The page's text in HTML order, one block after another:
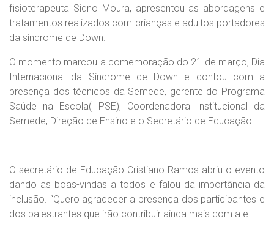
fisioterapeuta Sidno Moura, apresentou as abordagens e
tratamentos realizados com crianças e adultos portadores
da síndrome de Down.
O momento marcou a comemoração do 21 de março, Dia
Internacional da Síndrome de Down e contou com a
presença dos técnicos da Semede, gerente do Programa
Saúde na Escola( PSE), Coordenadora Institucional da
Semede, Direção de Ensino e o Secretário de Educação.
O secretário de Educação Cristiano Ramos abriu o evento
dando as boas-vindas a todos e falou da importância da
inclusão. “Quero agradecer a presença dos participantes e
dos palestrantes que irão contribuir ainda mais com a e